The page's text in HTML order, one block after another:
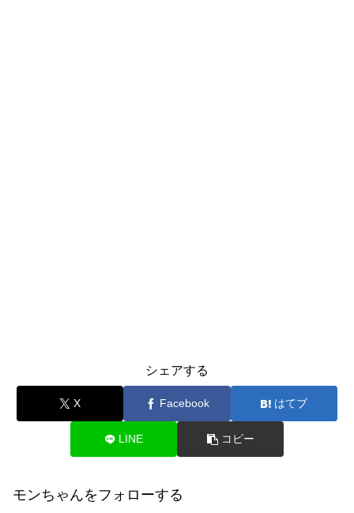
シェアする
X Facebook はてブ
LINE コピー
モンちゃんをフォローする